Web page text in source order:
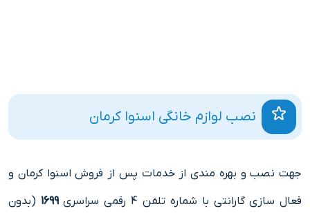
نصب لوازم خانگی اسنوا کرمان
جهت نصب و بهره مندی از خدمات پس از فروش اسنوا کرمان و
فعال سازی گارانتی با شماره تلفن 4 رقمی سراسری
1699 (بدون